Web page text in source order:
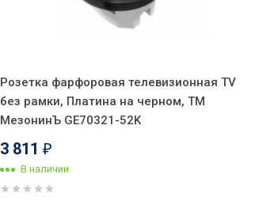
Розетка фарфоровая телевизионная TV
без рамки, Платина на черном, ТМ
МезонинЪ GE70321-52K
3 811 ₽
В наличии